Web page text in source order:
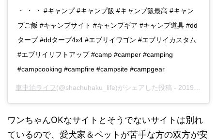
・ ・ ・ #キャンプ #キャンプ飯 #キャンプ飯最高 #キャン
プご飯 #キャンプサイト #キャンプギア #キャンプ道具 #dd
タープ #ddタープ4x4 #エブリイワゴン #エブリイカスタム
#エブリイリフトアップ #camp #camper #camping
#campcooking #campfire #campsite #campgear
車中泊ライフ(@shachuhaku_life)がシェアした投稿 - 2019年11月月5日午後8時03分PST
ワンちゃんOKなサイトとそうでないサイトは別れ
ているので、愛犬家＆ペットが苦手な方の双方が安